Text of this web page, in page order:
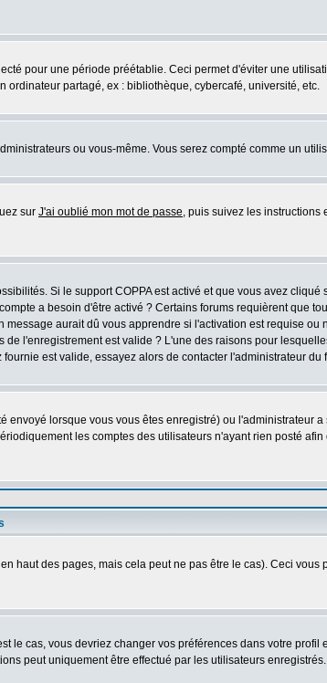
pour une période préétablie. Ceci permet d'éviter une
ordinateur partagé, ex : bibliothèque, cybercafé, université, etc.
ou vous-même. Vous serez compté comme un
sur J'ai oublié mon mot de passe, puis suivez les instructions
Si le support COPPA est activé et que vous avez cliqué
a besoin d'être activé ? Certains forums requièrent que
aurait dû vous apprendre si l'activation est requise ou
l'enregistrement est valide ? L'une des raisons pour
est valide, essayez alors de contacter l'administrateur du
lorsque vous vous êtes enregistré) ou l'administrateur
les comptes des utilisateurs n'ayant rien posté
haut des pages, mais cela peut ne pas être le cas). Ceci vous
le cas, vous devriez changer vos préférences dans votre profil
peut uniquement être effectué par les utilisateurs